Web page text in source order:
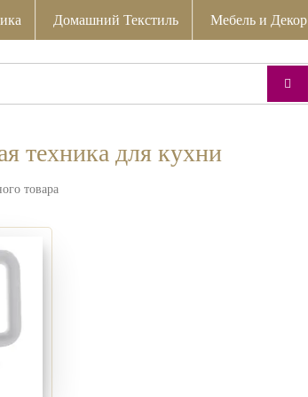
Домашний Текстиль Мебель и Декор
техника для кухни
товара